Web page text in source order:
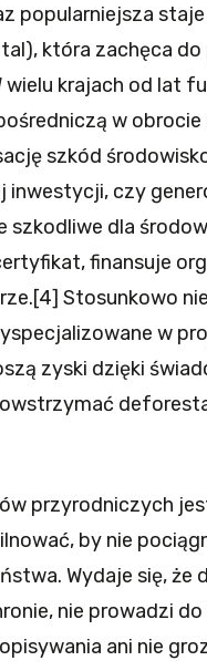
popularniejsza staje
która zachęca
wielu krajach od lat
w
szkód
inwestycji, czy
dla
finansuje
Stosunkowo
w
zyski dzięki
przyrodniczych
by nie
Wydaje się,
nie prowadzi
ani nie